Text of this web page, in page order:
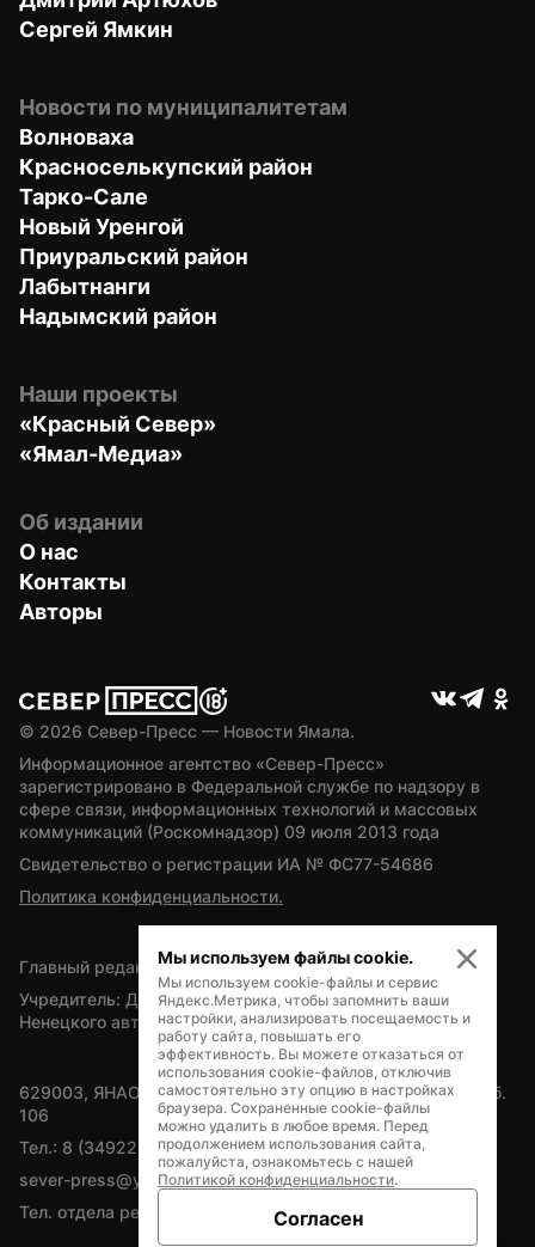
Сергей Ямкин
Новости по муниципалитетам
Волноваха
Красноселькупский район
Тарко-Сале
Новый Уренгой
Приуральский район
Лабытнанги
Надымский район
Наши проекты
«Красный Север»
«Ямал-Медиа»
Об издании
О нас
Контакты
Авторы
© 2026 Север-Пресс — Новости Ямала.
Информационное агентство «Север-Пресс»
зарегистрировано в Федеральной службе по надзору в
сфере связи, информационных технологий и массовых
коммуникаций (Роскомнадзор) 09 июля 2013 года
Свидетельство о регистрации ИА № ФС77-54686
Политика конфиденциальности.
Главный редактор — А.Л. Поздеев
Учредитель: Департамент внутренней политики Ямало-
Ненецкого автономного округа
629003, ЯНАО, Салехард, мкр. Богдана Кнунянца, д.1, каб.
106
Тел.: 8 (34922) 71262
sever-press@yamal-media.ru
Тел. отдела рекламы: 8 (34922) 42728
Мы используем файлы cookie.
Мы используем cookie-файлы и сервис
Яндекс.Метрика, чтобы запомнить ваши
настройки, анализировать посещаемость и
работу сайта, повышать его
эффективность. Вы можете отказаться от
использования cookie-файлов, отключив
самостоятельно эту опцию в настройках
браузера. Сохраненные cookie-файлы
можно удалить в любое время. Перед
продолжением использования сайта,
пожалуйста, ознакомьтесь с нашей
Политикой конфиденциальности.
Согласен